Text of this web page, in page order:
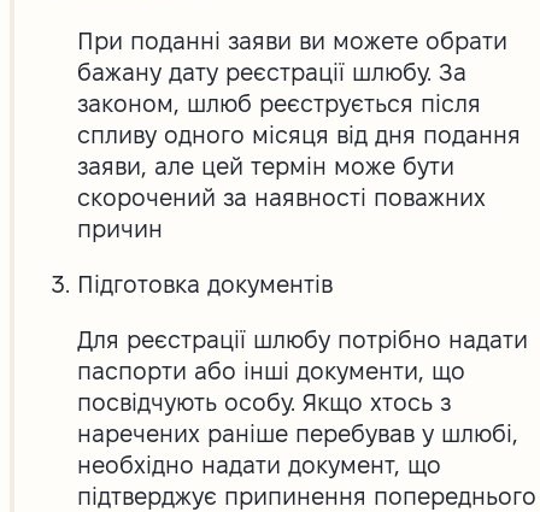
При поданні заяви ви можете обрати
бажану дату реєстрації шлюбу. За
законом, шлюб реєструється після
спливу одного місяця від дня подання
заяви, але цей термін може бути
скорочений за наявності поважних
причин
Підготовка документів
Для реєстрації шлюбу потрібно надати
паспорти або інші документи, що
посвідчують особу. Якщо хтось з
наречених раніше перебував у шлюбі,
необхідно надати документ, що
підтверджує припинення попереднього